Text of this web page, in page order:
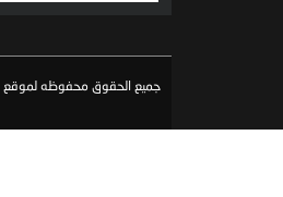
جميع الحقوق محفوظه لموقع